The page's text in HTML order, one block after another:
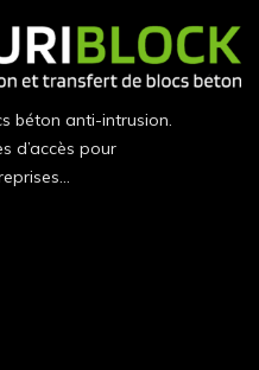
béton anti-intrusion.
d’accès pour